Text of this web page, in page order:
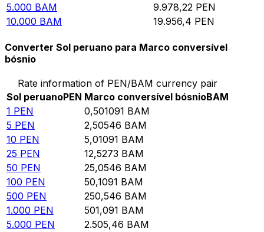
5.000 BAM 9.978,22 PEN
10.000 BAM 19.956,4 PEN
Converter Sol peruano para Marco conversível
bósnio
Rate information of PEN/BAM currency pair
Sol peruanoPEN Marco conversível bósnioBAM
1 PEN 0,501091 BAM
5 PEN 2,50546 BAM
10 PEN 5,01091 BAM
25 PEN 12,5273 BAM
50 PEN 25,0546 BAM
100 PEN 50,1091 BAM
500 PEN 250,546 BAM
1.000 PEN 501,091 BAM
5.000 PEN 2.505,46 BAM